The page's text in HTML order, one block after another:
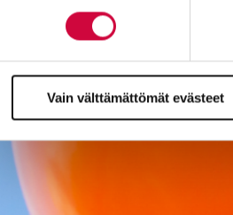
Vain välttämättömät evästeet